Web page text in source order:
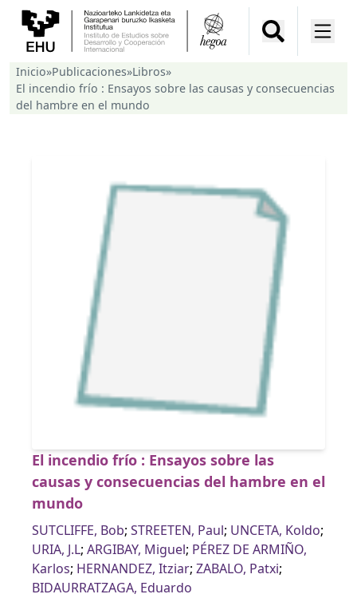
Inicio»Publicaciones»Libros»
El incendio frío : Ensayos sobre las causas y consecuencias
del hambre en el mundo
El incendio frío : Ensayos sobre las
causas y consecuencias del hambre en el
mundo
SUTCLIFFE, Bob; STREETEN, Paul; UNCETA, Koldo;
URIA, J.L; ARGIBAY, Miguel; PÉREZ DE ARMIÑO,
Karlos; HERNANDEZ, Itziar; ZABALO, Patxi;
BIDAURRATZAGA, Eduardo